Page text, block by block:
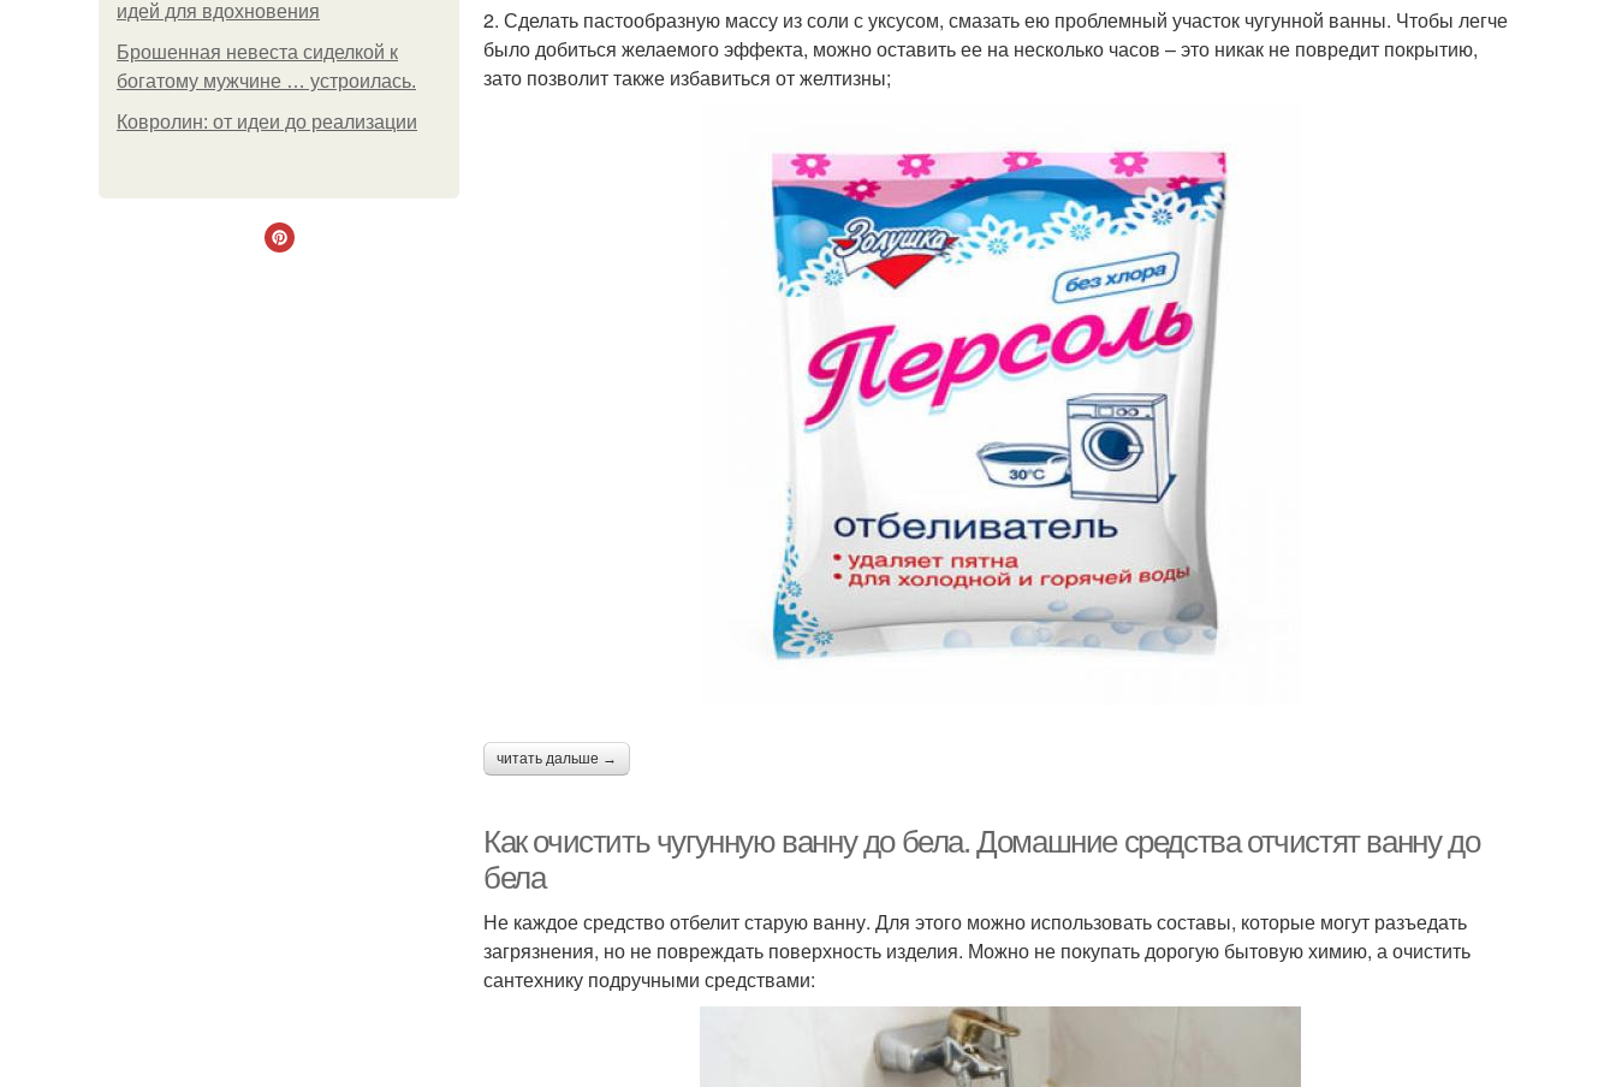
идей для вдохновения
Брошенная невеста сиделкой к
богатому мужчине … устроилась.
Ковролин: от идеи до реализации
2. Сделать пастообразную массу из соли с уксусом, смазать ею проблемный участок чугунной ванны. Чтобы легче
было добиться желаемого эффекта, можно оставить ее на несколько часов – это никак не повредит покрытию,
зато позволит также избавиться от желтизны;
читать дальше →
Как очистить чугунную ванну до бела. Домашние средства отчистят ванну до
бела
Не каждое средство отбелит старую ванну. Для этого можно использовать составы, которые могут разъедать
загрязнения, но не повреждать поверхность изделия. Можно не покупать дорогую бытовую химию, а очистить
сантехнику подручными средствами: